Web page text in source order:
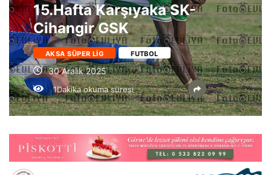
15.Hafta Karşıyaka SK-
Cihangir GSK
AKSA SÜPER LIG FUTBOL
30 Aralık 2025
1Dakika okuma süresi